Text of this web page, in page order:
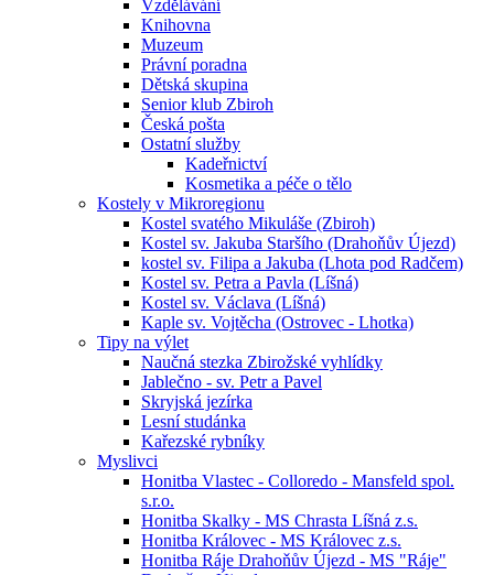
Vzdělávání
Knihovna
Muzeum
Právní poradna
Dětská skupina
Senior klub Zbiroh
Česká pošta
Ostatní služby
Kadeřnictví
Kosmetika a péče o tělo
Kostely v Mikroregionu
Kostel svatého Mikuláše (Zbiroh)
Kostel sv. Jakuba Staršího (Drahoňův Újezd)
kostel sv. Filipa a Jakuba (Lhota pod Radčem)
Kostel sv. Petra a Pavla (Líšná)
Kostel sv. Václava (Líšná)
Kaple sv. Vojtěcha (Ostrovec - Lhotka)
Tipy na výlet
Naučná stezka Zbirožské vyhlídky
Jablečno - sv. Petr a Pavel
Skryjská jezírka
Lesní studánka
Kařezské rybníky
Myslivci
Honitba Vlastec - Colloredo - Mansfeld spol.
s.r.o.
Honitba Skalky - MS Chrasta Líšná z.s.
Honitba Královec - MS Královec z.s.
Honitba Ráje Drahoňův Újezd - MS "Ráje"